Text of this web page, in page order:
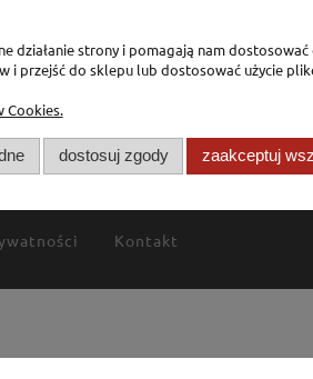
Polityka Prywatności
Polityka Cookies
Kontakt
działanie strony i pomagają nam
i przejść do sklepu lub dostosować użycie
Cookies.
dostosuj zgody zaakceptuj